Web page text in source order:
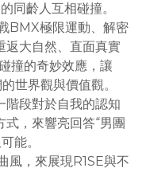
同齡人互相碰撞。
BMX極限運動、解密
大自然、直面真實
撞的奇妙效應，讓
世界觀與價值觀。
階段對於自我的認知
式，來響亮回答“男團
能。
風，來展現R1SE與不